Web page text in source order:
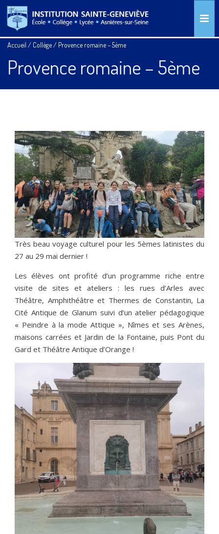
Accueil / Collège/ Provence romaine – 5ème
Provence romaine – 5ème
Très beau voyage culturel pour les 5èmes latinistes du
27 au 29 mai dernier !
Les élèves ont profité d’un programme riche entre
visite de sites et ateliers : les rues d’Arles avec
Théâtre, Amphithéâtre et Thermes de Constantin, La
Cité Antique de Glanum suivi d’un atelier pédagogique
« Peindre à la mode Attique », Nîmes et ses Arènes,
maisons carrées et Jardin de la Fontaine, puis Pont du
Gard et Théâtre Antique d’Orange !